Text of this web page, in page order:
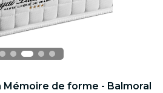
Mémoire de forme - Balmoral